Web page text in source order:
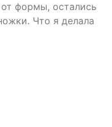
формы, остались
Что я делала